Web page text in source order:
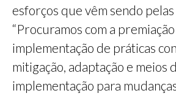
esforços que vêm sendo
“Procuramos com a
implementação de práticas
mitigação, adaptação e meios
implementação para